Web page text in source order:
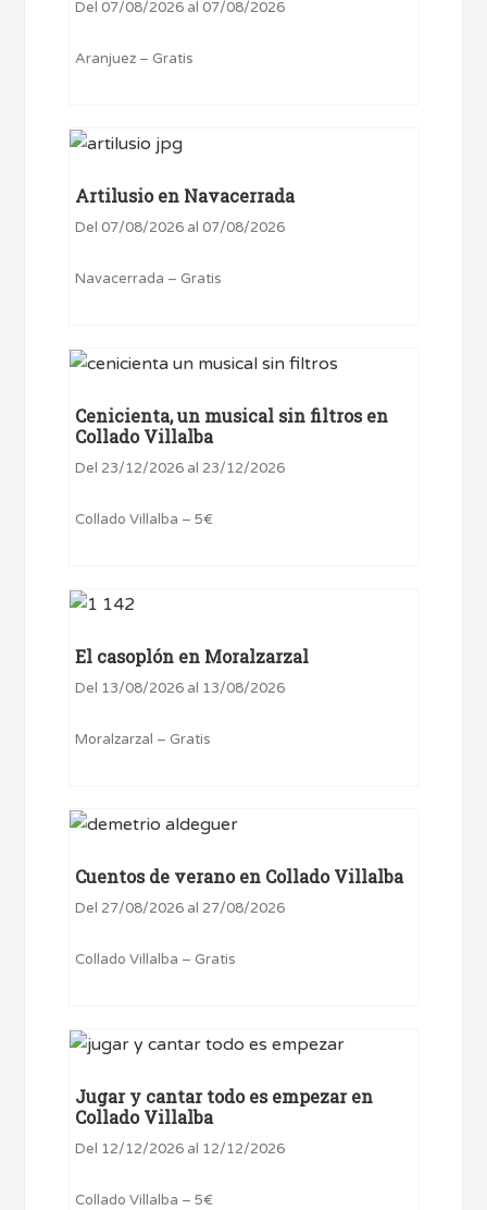
Del 07/08/2026 al 07/08/2026
Aranjuez – Gratis
Artilusio en Navacerrada
Del 07/08/2026 al 07/08/2026
Navacerrada – Gratis
Cenicienta, un musical sin filtros en
Collado Villalba
Del 23/12/2026 al 23/12/2026
Collado Villalba – 5€
El casoplón en Moralzarzal
Del 13/08/2026 al 13/08/2026
Moralzarzal – Gratis
Cuentos de verano en Collado Villalba
Del 27/08/2026 al 27/08/2026
Collado Villalba – Gratis
Jugar y cantar todo es empezar en
Collado Villalba
Del 12/12/2026 al 12/12/2026
Collado Villalba – 5€